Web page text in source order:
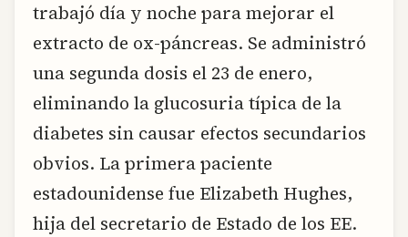
trabajó día y noche para mejorar el
extracto de ox-páncreas. Se administró
una segunda dosis el 23 de enero,
eliminando la glucosuria típica de la
diabetes sin causar efectos secundarios
obvios. La primera paciente
estadounidense fue Elizabeth Hughes,
hija del secretario de Estado de los EE.